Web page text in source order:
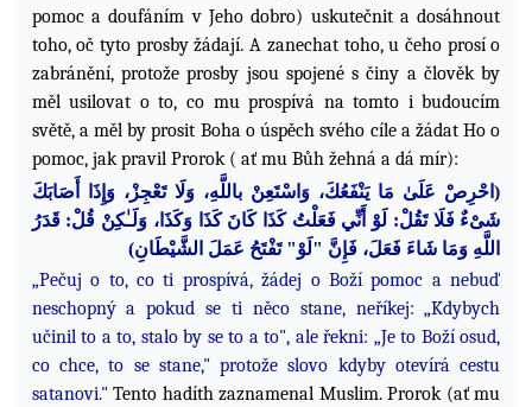
pomoc a doufáním v Jeho dobro) uskutečnit a dosáhnout
toho, oč tyto prosby žádají. A zanechat toho, u čeho prosí o
zabránění, protože prosby jsou spojené s činy a člověk by
měl usilovat o to, co mu prospívá na tomto i budoucím
světě, a měl by prosit Boha o úspěch svého cíle a žádat Ho o
pomoc, jak pravil Prorok ( ať mu Bůh žehná a dá mír):
(ا حْرِصْ عَلَىٰ مَا يَنْفَعُكَ، وَ سْتَعِنْ باللَّهِ، وَلَا تَعْجِزْ، وَإِذَا أَصَابَكَ
شَىْءٌ فَلَا تَقُلْ: لَوْ أَنِّي فَعَلْتُ كَذَا كَانَ كَذَا وَكَذَا، وَلَـٰكِنْ قُلْ: قَدَرُ
للَّهِ وَمَا شَاءَ فَعَلَ، فَإِنَّ "لَوْ" تَفْتَحُ عَمَلَ لشَّيْطَانِ)
„Pečuj o to, co ti prospívá, žádej o Boží pomoc a nebuď
neschopný a pokud se ti něco stane, neříkej: „Kdybych
učinil to a to, stalo by se to a to", ale řekni: „Je to Boží osud,
co chce, to se stane," protože slovo kdyby otevírá cestu
satanovi."Tento hadíth zaznamenal Muslim. Prorok (ať mu